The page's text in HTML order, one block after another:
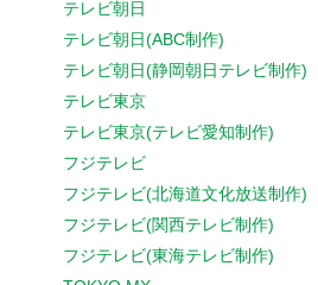
テレビ朝日
テレビ朝日(ABC制作)
テレビ朝日(静岡朝日テレビ制作)
テレビ東京
テレビ東京(テレビ愛知制作)
フジテレビ
フジテレビ(北海道文化放送制作)
フジテレビ(関西テレビ制作)
フジテレビ(東海テレビ制作)